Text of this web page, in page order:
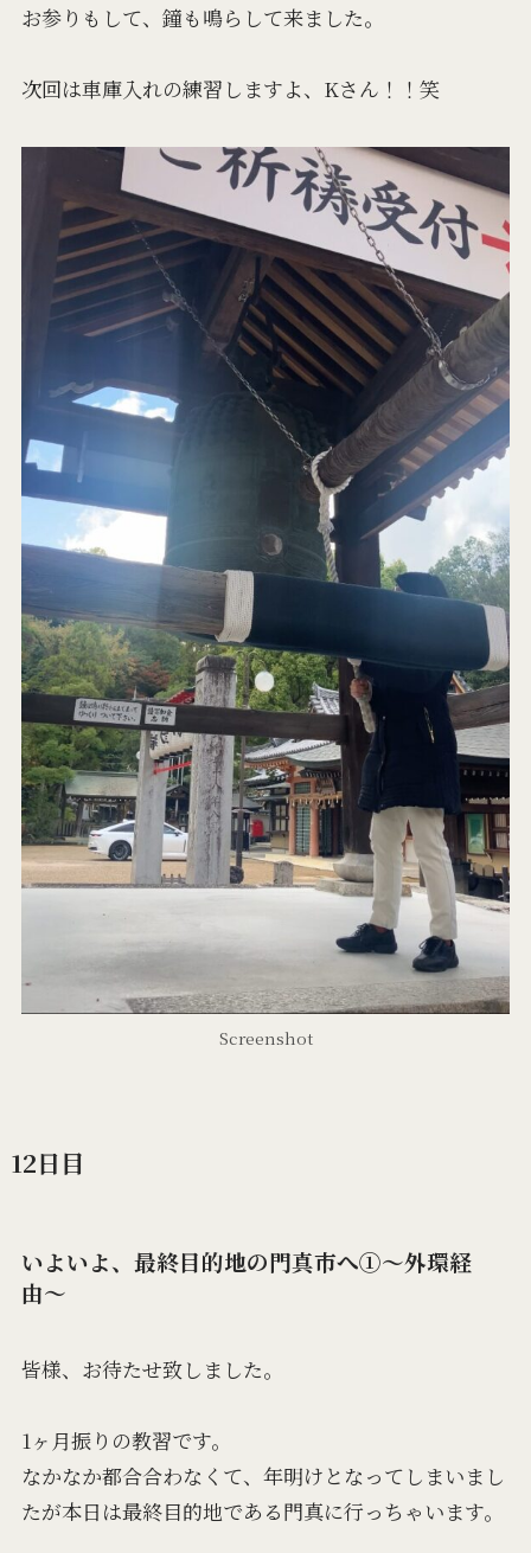
お参りもして、鐘も鳴らして来ました。
次回は車庫入れの練習しますよ、Kさん！！笑
Screenshot
12日目
いよいよ、最終目的地の門真市へ①〜外環経
由〜
皆様、お待たせ致しました。
1ヶ月振りの教習です。
なかなか都合合わなくて、年明けとなってしまいまし
たが本日は最終目的地である門真に行っちゃいます。